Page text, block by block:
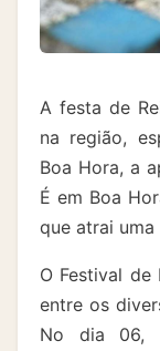
A festa de
na região,
Boa Hora, a
É em Boa
que atrai
O Festival de
entre os
No dia 06,